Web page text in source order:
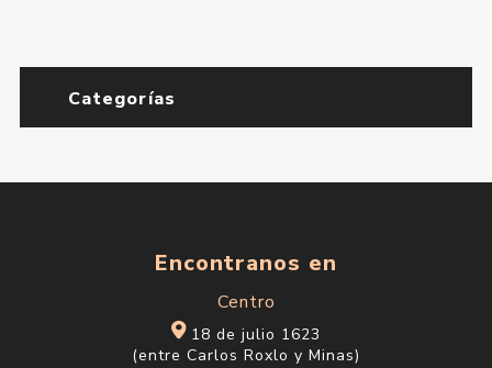
Categorías
Encontranos en
Centro
18 de julio 1623
(entre Carlos Roxlo y Minas)